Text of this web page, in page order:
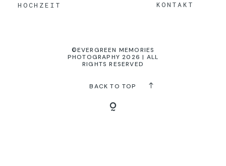
HOCHZEIT KONTAKT
©EVERGREEN MEMORIES
PHOTOGRAPHY 2026 | ALL
RIGHTS RESERVED
BACK TO TOP